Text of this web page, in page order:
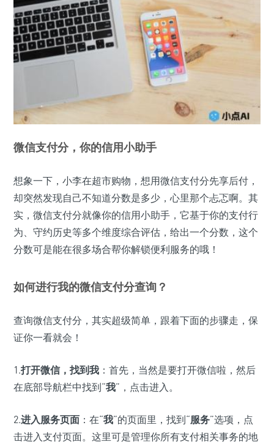
微信支付分，你的信用小助手
想象一下，小李在超市购物，想用微信支付分先享后付，
却突然发现自己不知道分数是多少，心里那个忐忑啊。其
实，微信支付分就像你的信用小助手，它基于你的支付行
为、守约历史等多个维度综合评估，给出一个分数，这个
分数可是能在很多场合帮你解锁便利服务的哦！
如何进行我的微信支付分查询？
查询微信支付分，其实超级简单，跟着下面的步骤走，保
证你一看就会！
1.打开微信，找到我 ：首先，当然是要打开微信啦，然后
在底部导航栏中找到“我”，点击进入。
2.进入服务页面 ：在“我”的页面里，找到“服务”选项，点
击进入支付页面。这里可是管理你所有支付相关事务的地